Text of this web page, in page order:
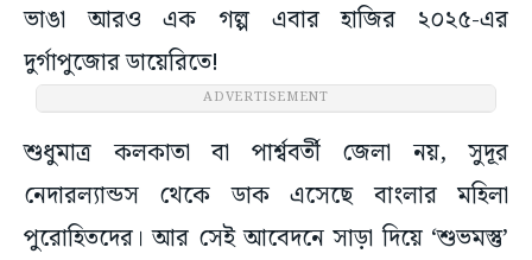
ভাঙা আরও এক গল্প এবার হাজির ২০২৫-এর
দুর্গাপুজোর ডায়েরিতে!
ADVERTISEMENT
শুধুমাত্র কলকাতা বা পার্শ্ববর্তী জেলা নয়, সুদূর
নেদারল্যান্ডস থেকে ডাক এসেছে বাংলার মহিলা
পুরোহিতদের। আর সেই আবেদনে সাড়া দিয়ে ‘শুভমস্তু’